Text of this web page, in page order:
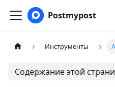
Postmypost
Инструменты
Содержание этой